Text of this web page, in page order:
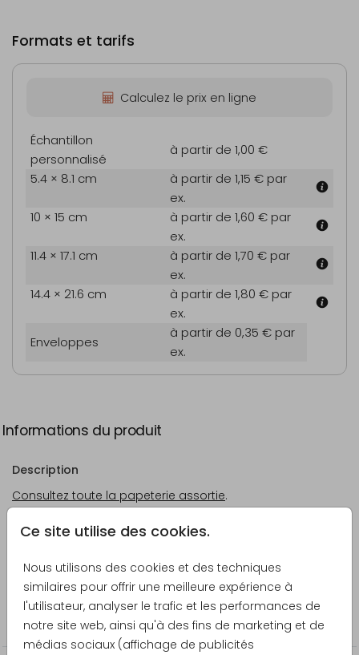
Ce site utilise des cookies.
Nous utilisons des cookies et des techniques
similaires pour offrir une meilleure expérience à
l'utilisateur, analyser le trafic et les performances de
notre site web, ainsi qu'à des fins de marketing et de
médias sociaux (affichage de publicités
Formats et tarifs
Calculez le prix en ligne
Échantillon
personnalisé
à partir de 1,00 €
5.4 × 8.1 cm
à partir de 1,15 € par
ex.
10 × 15 cm
à partir de 1,60 € par
ex.
11.4 × 17.1 cm
à partir de 1,70 € par
ex.
14.4 × 21.6 cm
à partir de 1,80 € par
ex.
Enveloppes
à partir de 0,35 € par
ex.
Informations du produit
Description
Consultez toute la papeterie assortie.
Créateur
Made for Moments
Catégorie
Cartes de remerciement